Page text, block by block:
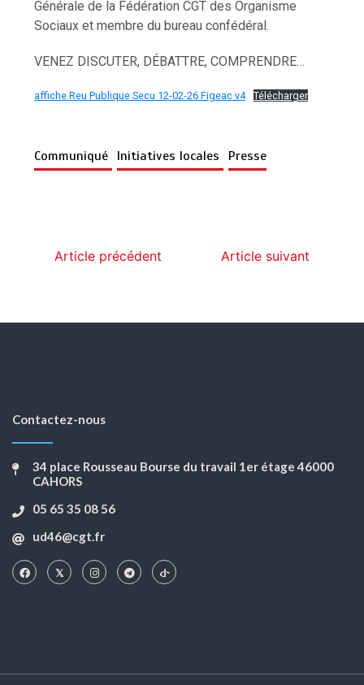
Générale de la Fédération CGT des Organisme
Sociaux et membre du bureau confédéral.
VENEZ DISCUTER, DÉBATTRE, COMPRENDRE…
affiche Reu Publique Secu 12-02-26 Figeac v4 Télécharger
Communiqué Initiatives locales Presse
Article précédent Article suivant
Contactez-nous
34 place Rousseau Bourse du travail 1er étage 46000
CAHORS
05 65 35 08 56
ud46@cgt.fr